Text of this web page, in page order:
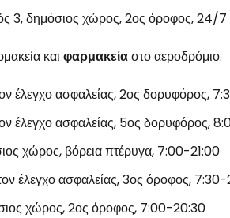
3, δημόσιος χώρος, 2ος όροφος, 24/7
και φαρμακείαστο αεροδρόμιο.
έλεγχο ασφαλείας, 2ος δορυφόρος,
έλεγχο ασφαλείας, 5ος δορυφόρος,
χώρος, βόρεια πτέρυγα, 7:00-21:00
έλεγχο ασφαλείας, 3ος όροφος,
χώρος, 2ος όροφος, 7:00-20:30